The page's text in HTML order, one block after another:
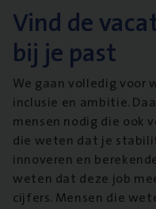
Vind de
bij je past
We gaan volledig voor
inclusie en ambitie.
mensen nodig die ook
die weten dat je
innoveren en
weten dat deze job
cijfers. Mensen die